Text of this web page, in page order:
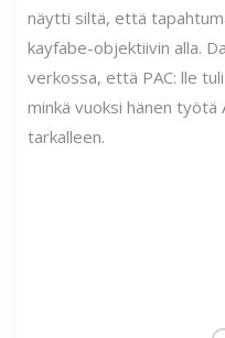
näytti siltä, ​​että
kayfabe-objektiivin alla.
verkossa, että PAC: lle
minkä vuoksi hänen työtä
tarkalleen.